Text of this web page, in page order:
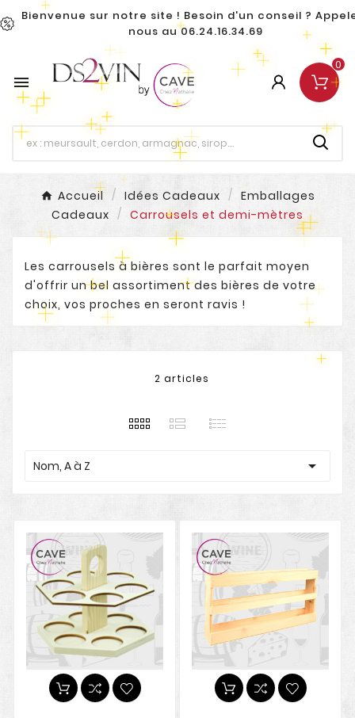
Bienvenue sur notre site ! Besoin d'un conseil ?
nous au 06.24.16.34.69

0
Accueil Idées Cadeaux
Emballages
Cadeaux
Carrousels et demi-mètres
Les carrousels à bières sont le parfait moyen
d'offrir un bel assortiment des bières de votre
choix, vos proches en seront ravis !
2 articles
Nom, A à Z 